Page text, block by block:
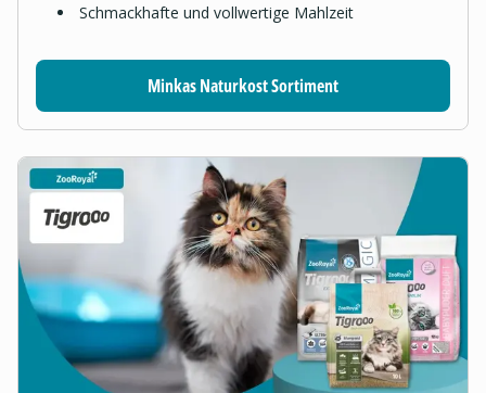
Schmackhafte und vollwertige Mahlzeit
Minkas Naturkost Sortiment